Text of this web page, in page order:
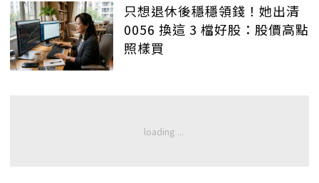
只想退休後穩穩領錢！她出清
0056 換這 3 檔好股：股價高點
照樣買